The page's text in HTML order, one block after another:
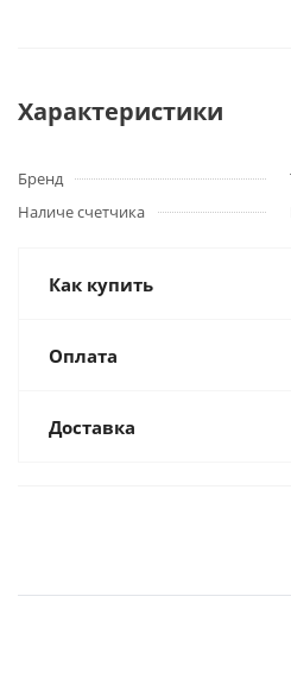
Характеристики
Бренд
Наличе счетчика
Как купить
Оплата
Доставка